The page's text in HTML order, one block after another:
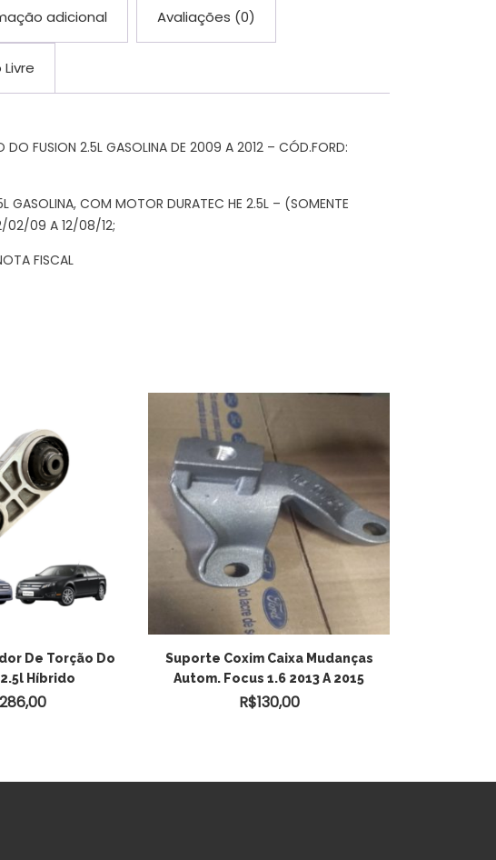
adicional Avaliações (0)
FUSION 2.5L GASOLINA DE 2009 A 2012 – CÓD.FORD:
GASOLINA, COM MOTOR DURATEC HE 2.5L – (SOMENTE
02/09 A 12/08/12;
FISCAL
De Torção Do
Híbrido
286,00
Suporte Coxim Caixa Mudanças
Autom. Focus 1.6 2013 A 2015
R$130,00